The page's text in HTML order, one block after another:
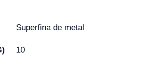
Superfina de metal
10